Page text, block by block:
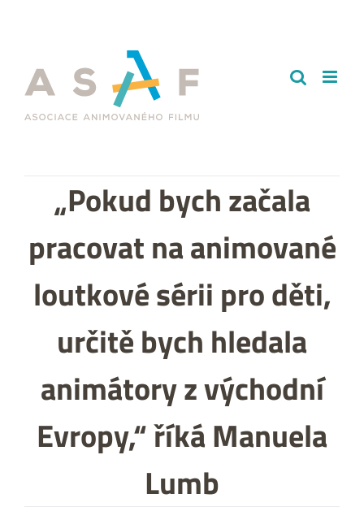
„Pokud bych začala
pracovat na animované
loutkové sérii pro děti,
určitě bych hledala
animátory z východní
Evropy,“ říká Manuela
Lumb